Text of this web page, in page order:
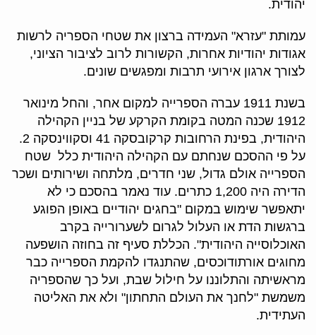
יהודית.
עמותת "עזרא" העמידה ברצון את שטחי הספריה לרשות
אגודות יהודיות אחרות, הקשורות לרוב לציבור הציוני,
לצורך ארגון אירועי תרבות ומפגשים שונים.
בשנת 1911 עברה הספרייה למקום אחר, והחל מינואר
1912 שכנה המטה בקומת הקרקע של בניין הקהילה
היהודית, בפינת הרחובות קרקובסקה 41 וסקווינסקה 2.
על פי ההסכם שנחתם עם הקהילה היהודית כלל שטח
הספרייה אולם גדול, שני חדרים, מלתחה ושירותים ושכר
הדירה היה 1,200 כתרים. עוד נאמר בהסכם כי לא
יתאפשר שימוש במקום "בחגים יהודיים באופן הפוגע
ברגשות הדת או העלול לגרום לשערורייה בקרב
האוכלוסייה היהודית". הכללת סעיף זה בחוזה הושפעה
מחוגים אורתודוכסים, שהתנגדו להקמת הספרייה כבר
מראשיתה והתלוננו על חילול שבת, ועל כך שהספריה
משמשת "לחנך את העולם התחתון" ולא את האליטה
העתידית.